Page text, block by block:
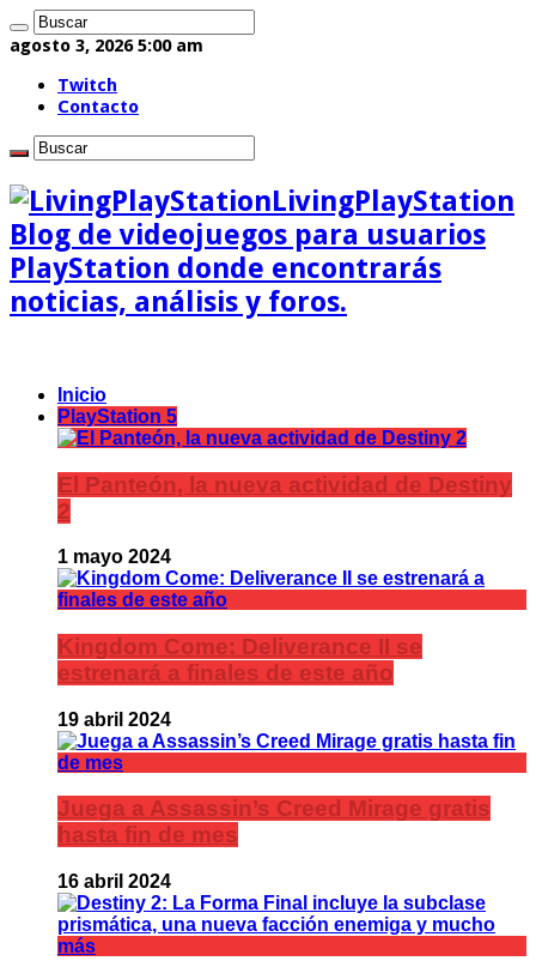
agosto 3, 2026 5:00 am
Twitch
Contacto
LivingPlayStation
Blog de videojuegos para usuarios
PlayStation donde encontrarás
noticias, análisis y foros.
Inicio
PlayStation 5
El Panteón, la nueva actividad de Destiny
2
1 mayo 2024
Kingdom Come: Deliverance II se
estrenará a finales de este año
19 abril 2024
Juega a Assassin’s Creed Mirage gratis
hasta fin de mes
16 abril 2024